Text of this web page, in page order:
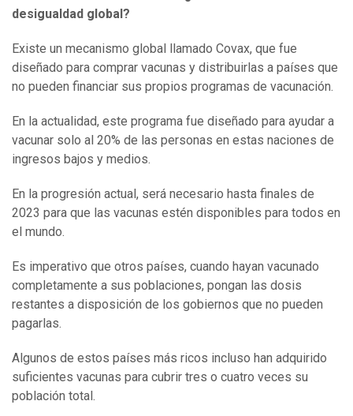
desigualdad global?
Existe un mecanismo global llamado Covax, que fue
diseñado para comprar vacunas y distribuirlas a países que
no pueden financiar sus propios programas de vacunación.
En la actualidad, este programa fue diseñado para ayudar a
vacunar solo al 20% de las personas en estas naciones de
ingresos bajos y medios.
En la progresión actual, será necesario hasta finales de
2023 para que las vacunas estén disponibles para todos en
el mundo.
Es imperativo que otros países, cuando hayan vacunado
completamente a sus poblaciones, pongan las dosis
restantes a disposición de los gobiernos que no pueden
pagarlas.
Algunos de estos países más ricos incluso han adquirido
suficientes vacunas para cubrir tres o cuatro veces su
población total.